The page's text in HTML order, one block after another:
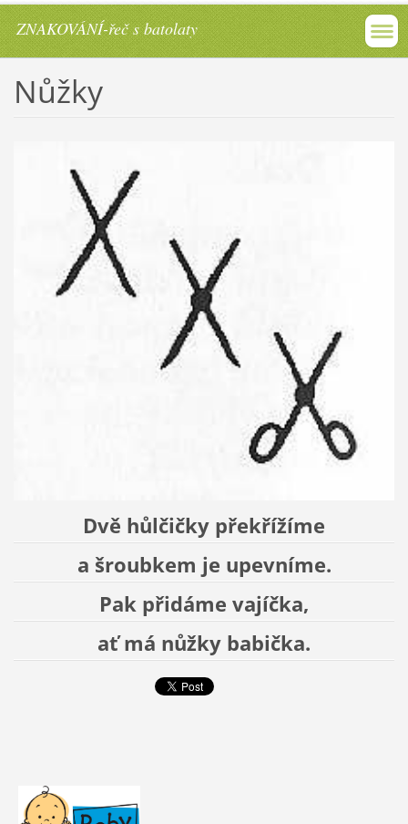
ZNAKOVÁNÍ-řeč s batolaty
Nůžky
Dvě hůlčičky překřížíme
a šroubkem je upevníme.
Pak přidáme vajíčka,
ať má nůžky babička.